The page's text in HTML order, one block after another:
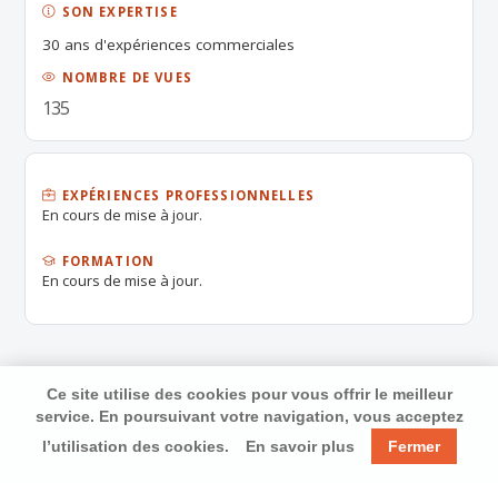
SON EXPERTISE
30 ans d'expériences commerciales
NOMBRE DE VUES
135
EXPÉRIENCES PROFESSIONNELLES
En cours de mise à jour.
FORMATION
En cours de mise à jour.
Ce site utilise des cookies pour vous offrir le meilleur
service. En poursuivant votre navigation, vous acceptez
l’utilisation des cookies.
En savoir plus Fermer